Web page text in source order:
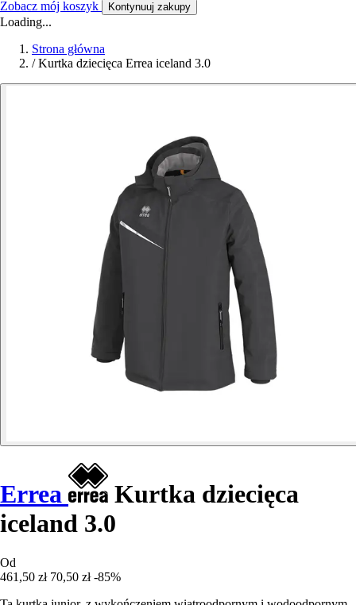
Zobacz mój koszyk Kontynuuj zakupy
Loading...
Strona główna
/ Kurtka dziecięca Errea iceland 3.0
Errea
Kurtka dziecięca
iceland 3.0
Od
461,50 zł 70,50 zł -85%